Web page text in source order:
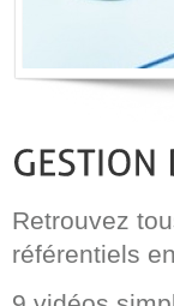
Retrouvez
référentiels